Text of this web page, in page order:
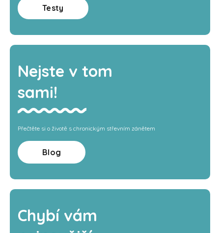
Testy
Nejste v tom
sami!
Přečtěte si o životě s chronickým střevním zánětem
Blog
Chybí vám